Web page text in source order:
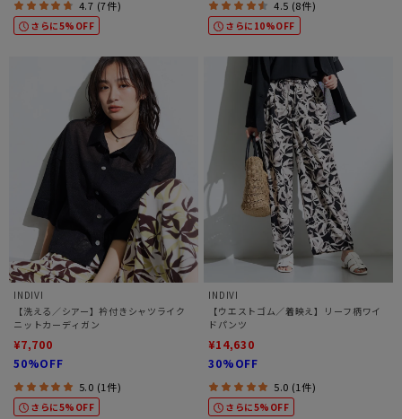
4.7 (7件)
さらに5%OFF
4.5 (8件)
さらに10%OFF
INDIVI
【洗える／シアー】衿付きシャツライク
ニットカーディガン
¥7,700
50%OFF
5.0 (1件)
さらに5%OFF
INDIVI
【ウエストゴム／着映え】リーフ柄ワイ
ドパンツ
¥14,630
30%OFF
5.0 (1件)
さらに5%OFF